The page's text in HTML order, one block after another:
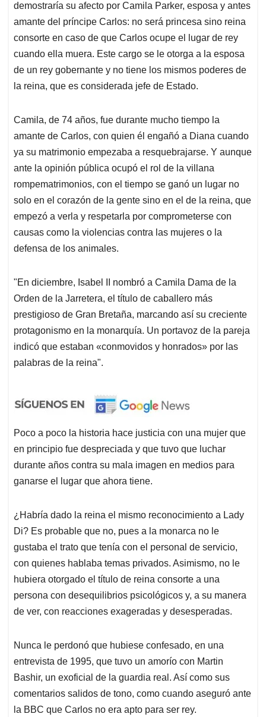
demostraría su afecto por Camila Parker, esposa y antes
amante del príncipe Carlos: no será princesa sino reina
consorte en caso de que Carlos ocupe el lugar de rey
cuando ella muera. Este cargo se le otorga a la esposa
de un rey gobernante y no tiene los mismos poderes de
la reina, que es considerada jefe de Estado.
Camila, de 74 años, fue durante mucho tiempo la
amante de Carlos, con quien él engañó a Diana cuando
ya su matrimonio empezaba a resquebrajarse. Y aunque
ante la opinión pública ocupó el rol de la villana
rompematrimonios, con el tiempo se ganó un lugar no
solo en el corazón de la gente sino en el de la reina, que
empezó a verla y respetarla por comprometerse con
causas como la violencias contra las mujeres o la
defensa de los animales.
"En diciembre, Isabel II nombró a Camila Dama de la
Orden de la Jarretera, el título de caballero más
prestigioso de Gran Bretaña, marcando así su creciente
protagonismo en la monarquía. Un portavoz de la pareja
indicó que estaban «conmovidos y honrados» por las
palabras de la reina".
Poco a poco la historia hace justicia con una mujer que
en principio fue despreciada y que tuvo que luchar
durante años contra su mala imagen en medios para
ganarse el lugar que ahora tiene.
¿Habría dado la reina el mismo reconocimiento a Lady
Di? Es probable que no, pues a la monarca no le
gustaba el trato que tenía con el personal de servicio,
con quienes hablaba temas privados. Asimismo, no le
hubiera otorgado el título de reina consorte a una
persona con desequilibrios psicológicos y, a su manera
de ver, con reacciones exageradas y desesperadas.
Nunca le perdonó que hubiese confesado, en una
entrevista de 1995, que tuvo un amorío con Martin
Bashir, un exoficial de la guardia real. Así como sus
comentarios salidos de tono, como cuando aseguró ante
la BBC que Carlos no era apto para ser rey.